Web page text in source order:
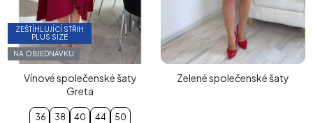
ZEŠTÍHLUJÍCÍ STŘIH
PLUS SIZE
NA OBJEDNÁVKU
Vínové společenské šaty
Greta
36 38 40 44 50
Zelené společenské šaty